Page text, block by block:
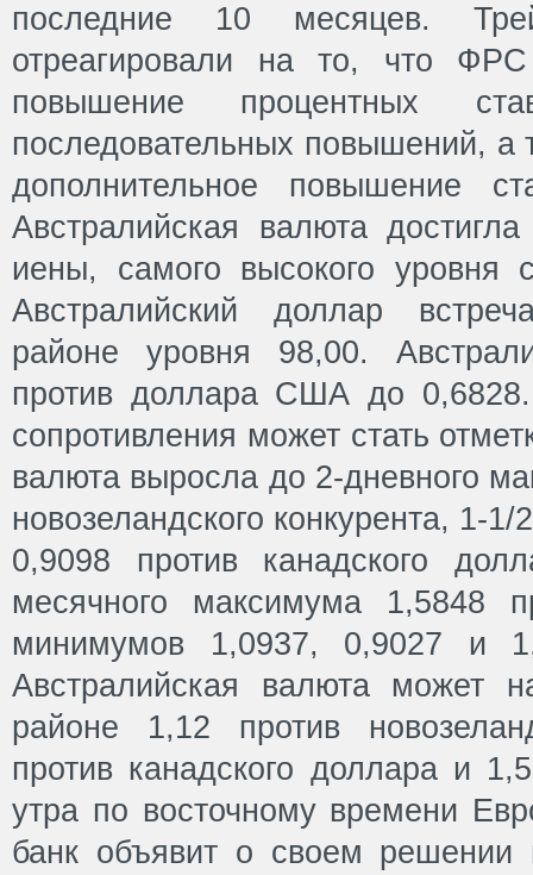
последние 10 месяцев.
отреагировали на то, что
повышение процентных
последовательных повышений, а
дополнительное повышение
Австралийская валюта
иены, самого высокого уровня
Австралийский доллар
районе уровня 98,00.
против доллара США до
сопротивления может стать
валюта выросла до 2-дневного
новозеландского конкурента, 1-
0,9098 против канадского
месячного максимума 1,5848
минимумов 1,0937, 0,9027 и
Австралийская валюта может
районе 1,12 против
против канадского доллара и
утра по восточному времени
банк объявит о своем решении